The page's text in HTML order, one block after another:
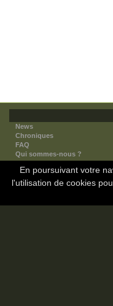
News
Chroniques
FAQ
Qui sommes-nous ?
Nos partenaires
Faites-nous connaitre
Nous contacter
En poursuivant votre
l'utilisation de cookies